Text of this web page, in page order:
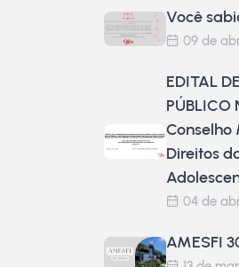
Você
09 de
EDITAL
PÚBLICO
Conselho
Direitos
04 de
AMESFI